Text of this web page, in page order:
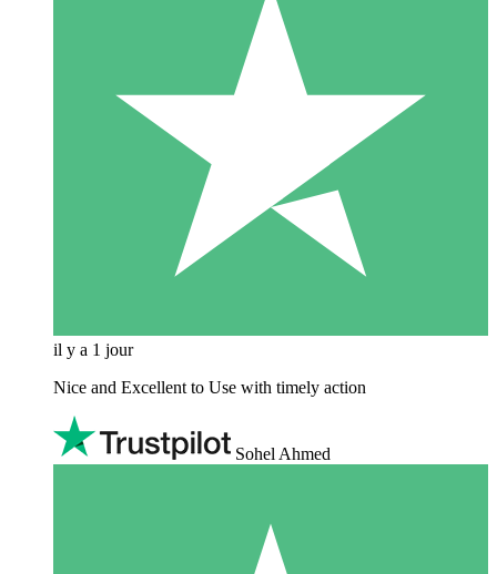
il y a 1 jour
Nice and Excellent to Use with timely action
Sohel Ahmed